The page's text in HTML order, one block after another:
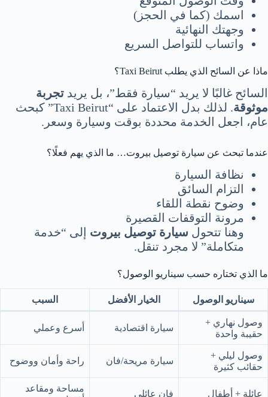
اسمك (كما في الحجز)
وجهتك النهائية
واتساب للتواصل السريع
ماذا عن السائح الذي يطلب Taxi Beirut؟
السائح غالبًا لا يريد “سيارة فقط”، بل يريد تجربة
موثوقة
. لذلك بدل الاعتماد على “Taxi Beirut” كبحث
عام، اجعل الخدمة محددة بوقت وسيارة وسعر.
عندما تبحث عن سيارة توصيل بيروت… ما الذي يهم فعلًا؟
نظافة السيارة
التزام السائق
وضوح نقطة اللقاء
مرونة التوقفات القصيرة
وهنا تتحول سيارة توصيل بيروت إلى “خدمة
متكاملة” لا مجرد تنقل.
ما الذي تختاره حسب سيناريو الوصول؟
سيناريو الوصول الخيار الأفضل السبب
وصول نهاري +
حقيبة واحدة
سيارة اقتصادية أسرع وعملي
وصول ليلي +
حقائب كثيرة
سيارة مريحة/فان راحة وأمان ووضوح
عائلة + أطفال فان عائلي
مساحة ومقاعد